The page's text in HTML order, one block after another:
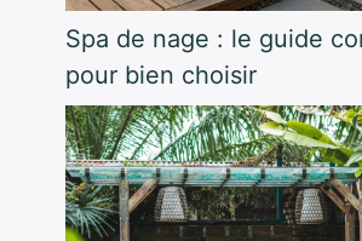
Spa de nage : le guide
pour bien choisir